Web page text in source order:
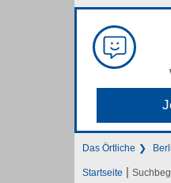
Das Örtliche
Startseite |